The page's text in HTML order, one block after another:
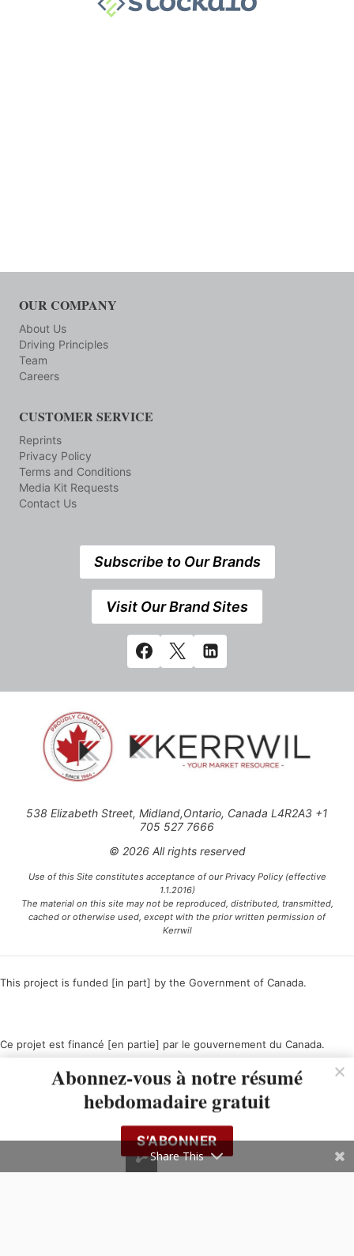
OUR COMPANY
About Us
Driving Principles
Team
Careers
CUSTOMER SERVICE
Reprints
Privacy Policy
Terms and Conditions
Media Kit Requests
Contact Us
Subscribe to Our Brands
Visit Our Brand Sites
538 Elizabeth Street, Midland,Ontario, Canada L4R2A3 +1
705 527 7666
© 2026 All rights reserved
Use of this Site constitutes acceptance of our Privacy Policy (effective
1.1.2016)
The material on this site may not be reproduced, distributed, transmitted,
cached or otherwise used, except with the prior written permission of
Kerrwil
This project is funded [in part] by the Government of Canada.
Ce projet est financé [en partie] par le gouvernement du Canada.
Abonnez-vous à notre résumé
hebdomadaire gratuit
S’ABONNER
Share This